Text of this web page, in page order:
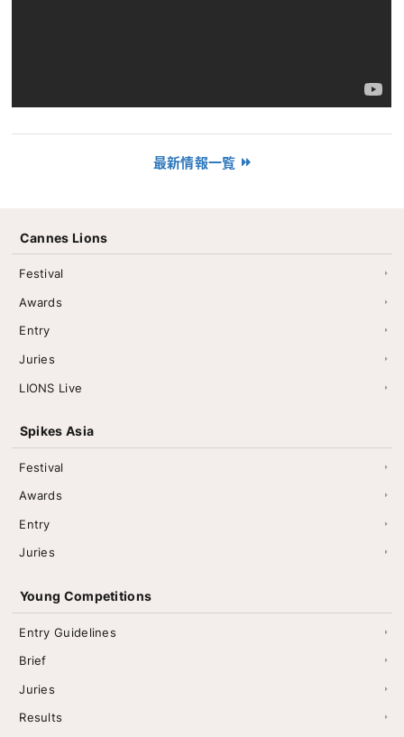
最新情報一覧
Cannes Lions
Festival
Awards
Entry
Juries
LIONS Live
Spikes Asia
Festival
Awards
Entry
Juries
Young Competitions
Entry Guidelines
Brief
Juries
Results